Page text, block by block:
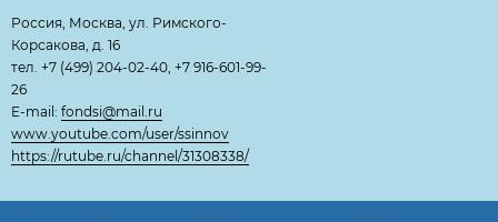
Россия, Москва, ул. Римского-
Корсакова, д. 16
тел. +7 (499) 204-02-40, +7 916-601-99-
26
E-mail: fondsi@mail.ru
www.youtube.com/user/ssinnov
https://rutube.ru/channel/31308338/